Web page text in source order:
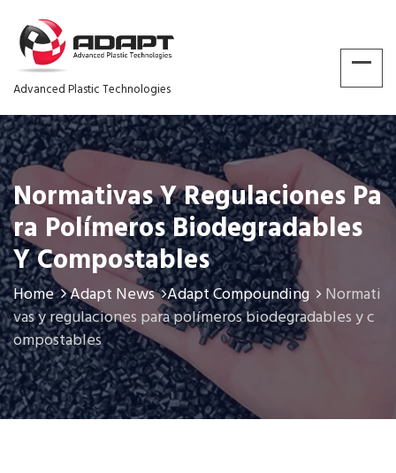
Advanced Plastic Technologies
Normativas Y Regulaciones Pa
Ra Polímeros Biodegradables
Y Compostables
Home Adapt News Adapt Compounding
Normati
vas y regulaciones para polímeros biodegradables y c
ompostables